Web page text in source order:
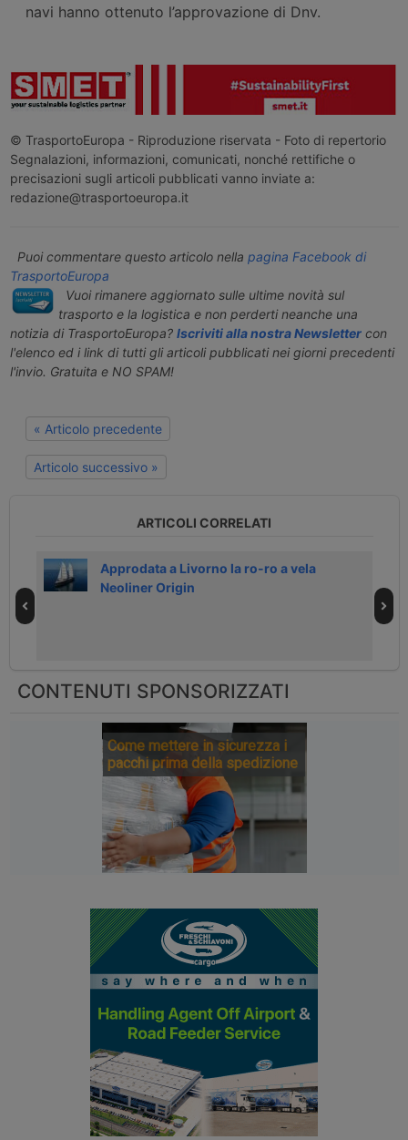
navi hanno ottenuto l’approvazione di Dnv.
© TrasportoEuropa - Riproduzione riservata - Foto di repertorio
Segnalazioni, informazioni, comunicati, nonché rettifiche o
precisazioni sugli articoli pubblicati vanno inviate a:
redazione@trasportoeuropa.it
Puoi commentare questo articolo nella pagina Facebook di
TrasportoEuropa
Vuoi rimanere aggiornato sulle ultime novità sul
trasporto e la logistica e non perderti neanche una
notizia di TrasportoEuropa? Iscriviti alla nostra Newslettercon
l'elenco ed i link di tutti gli articoli pubblicati nei giorni precedenti
l'invio. Gratuita e NO SPAM!
« Articolo precedente
Articolo successivo »
ARTICOLI CORRELATI
Approdata a Livorno la ro-ro a vela
Neoliner Origin
CONTENUTI SPONSORIZZATI
Come mettere in sicurezza i
pacchi prima della spedizione